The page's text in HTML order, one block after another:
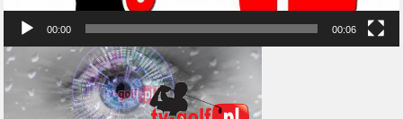
00:00 00:06